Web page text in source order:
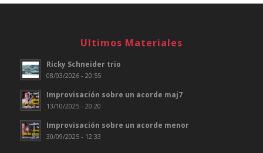
Ultimos Materiales
Ricky Schneider trio
08/03/2026 - 20:55
Improvisación sobre un acorde maj7
13/10/2025 - 20:20
Improvisación sobre un acorde menor
30/09/2025 - 12:33